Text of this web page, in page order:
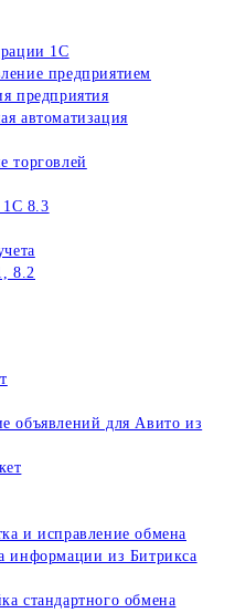
1С
предприятием
предприятия
автоматизация
торговлей
1С 8.3
8.2
объявлений для Авито из
и исправление обмена
информации из Битрикса
стандартного обмена